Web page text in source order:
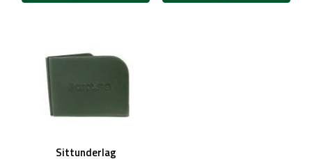
Sittunderlag